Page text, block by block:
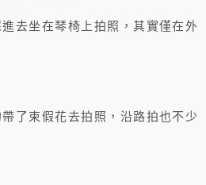
去坐在琴椅上拍照，其實僅在外
了束假花去拍照，沿路拍也不少